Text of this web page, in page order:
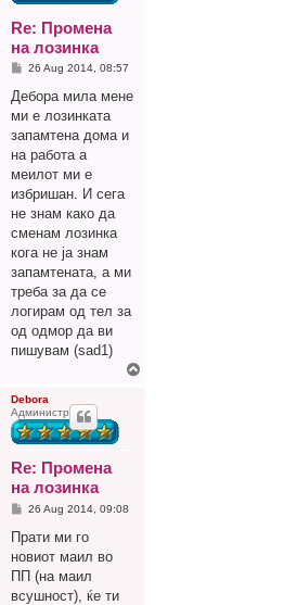
Re: Промена
на лозинка
P
s
26 Aug 2014, 08:57
Дебора мила мене
ми е лозинката
запамтена дома и
на работа а
меилот ми е
избришан. И сега
не знам како да
сменам лозинка
кога не ја знам
запамтената, а ми
треба за да се
логирам од тел за
од одмор да ви
пишувам (sad1)
Debora
Администратор
Re: Промена
на лозинка
P
s
26 Aug 2014, 09:08
Прати ми го
новиот маил во
ПП (на маил
всушност), ќе ти